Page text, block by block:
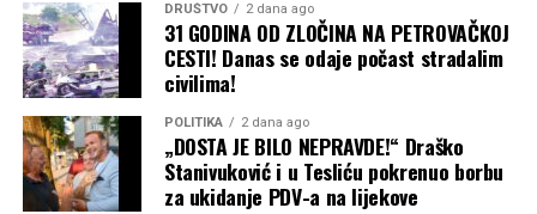
DRUŠTVO 2 dana ago
31 GODINA OD ZLOČINA NA PETROVAČKOJ
CESTI! Danas se odaje počast stradalim
civilima!
POLITIKA 2 dana ago
„DOSTA JE BILO NEPRAVDE!“ Draško
Stanivuković i u Tesliću pokrenuo borbu
za ukidanje PDV-a na lijekove